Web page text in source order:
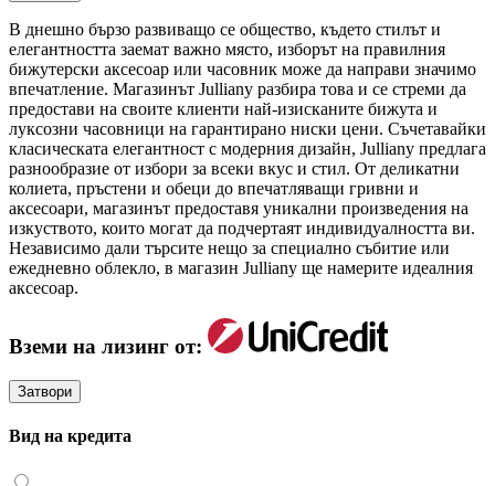
В днешно бързо развиващо се общество, където стилът и
елегантността заемат важно място, изборът на правилния
бижутерски аксесоар или часовник може да направи значимо
впечатление. Магазинът Julliany разбира това и се стреми да
предостави на своите клиенти най-изисканите бижута и
луксозни часовници на гарантирано ниски цени. Съчетавайки
класическата елегантност с модерния дизайн, Julliany предлага
разнообразие от избори за всеки вкус и стил. От деликатни
колиета, пръстени и обеци до впечатляващи гривни и
аксесоари, магазинът предоставя уникални произведения на
изкуството, които могат да подчертаят индивидуалността ви.
Независимо дали търсите нещо за специално събитие или
ежедневно облекло, в магазин Julliany ще намерите идеалния
аксесоар.
Вземи на лизинг от:
Затвори
Вид на кредита